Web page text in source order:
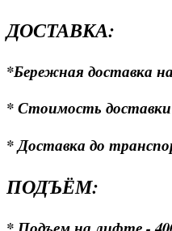
ДОСТАВКА:
*Бережная доставка
* Стоимость доставки
* Доставка до
ПОДЪЁМ: